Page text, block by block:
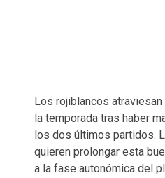
Los rojiblancos
la temporada tras haber
los dos últimos partidos.
quieren prolongar esta
a la fase autonómica del